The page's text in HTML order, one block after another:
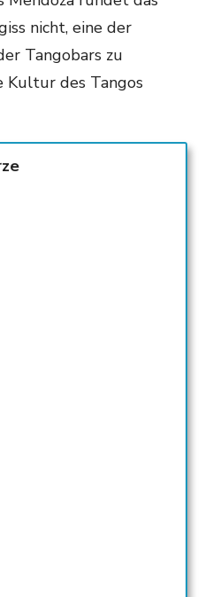
nicht, eine der
Tangobars zu
Kultur des Tangos